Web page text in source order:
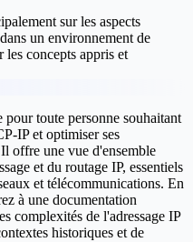
sur les aspects
un environnement de
les concepts appris et
pour toute personne souhaitant
IP et optimiser ses
offre une vue d'ensemble
et du routage IP, essentiels
et télécommunications. En
à une documentation
complexités de l'adressage IP
historiques et de